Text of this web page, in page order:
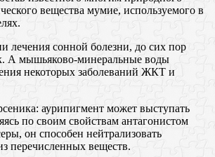
вещества мумие, используемого в
лечения сонной болезни, до сих пор
А мышьяково-минеральные воды
некоторых заболеваний ЖКТ и
аурипигмент может выступать
по своим свойствам антагонистом
он способен нейтрализовать
перечисленных веществ.